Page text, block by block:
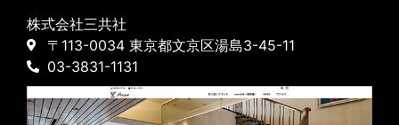
株式会社三共社
〒113-0034 東京都文京区湯島3-45-11
03-3831-1131